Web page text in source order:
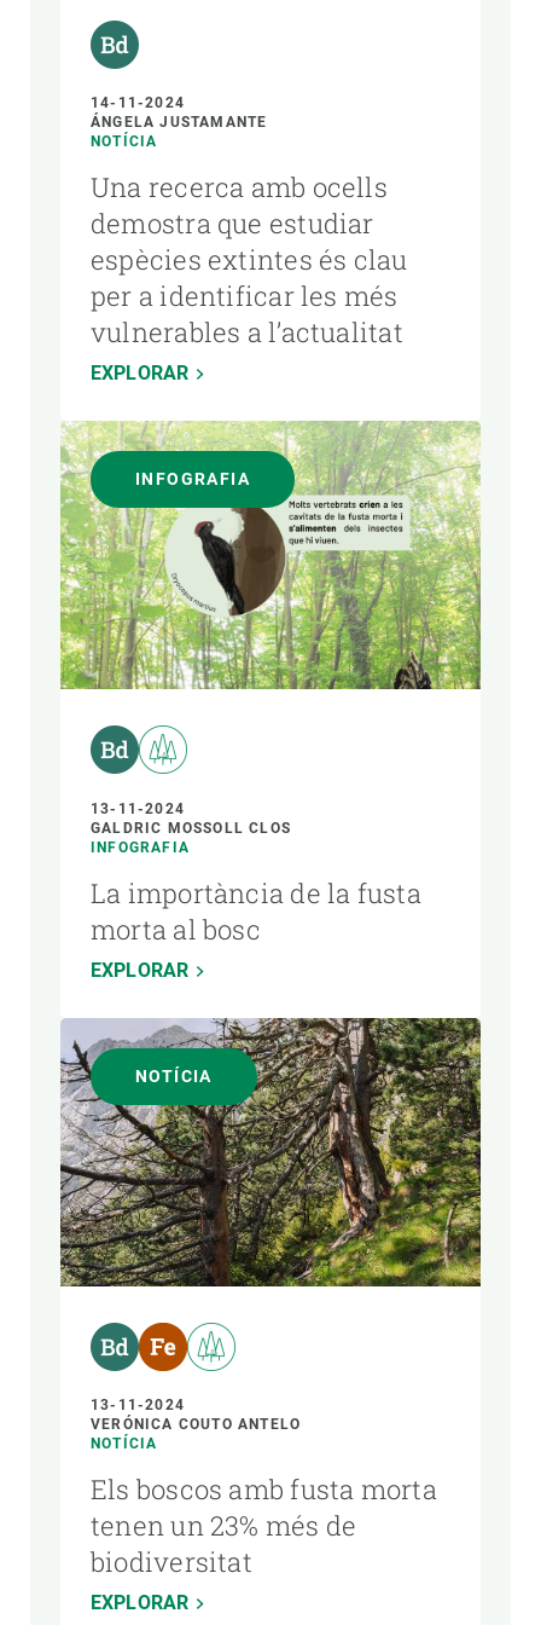
14-11-2024
ÁNGELA JUSTAMANTE
NOTÍCIA
Una recerca amb ocells
demostra que estudiar
espècies extintes és clau
per a identificar les més
vulnerables a l’actualitat
EXPLORAR
INFOGRAFIA
13-11-2024
GALDRIC MOSSOLL CLOS
INFOGRAFIA
La importància de la fusta
morta al bosc
EXPLORAR
NOTÍCIA
13-11-2024
VERÓNICA COUTO ANTELO
NOTÍCIA
Els boscos amb fusta morta
tenen un 23% més de
biodiversitat
EXPLORAR